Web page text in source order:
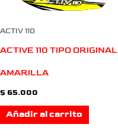
ACTIV 110
ACTIVE 110 TIPO ORIGINAL
AMARILLA
$ 65.000
Añadir al carrito